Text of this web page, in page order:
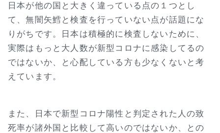
日本が他の国と大きく違っている点の１つとし
て、無闇矢鱈と検査を行っていない点が話題にな
りがちです。日本は積極的に検査しないために、
実際はもっと大人数が新型コロナに感染してるの
ではないか、と心配している方も少なくないと考
えています。
また、日本で新型コロナ陽性と判定された人の致
死率が諸外国と比較して高いのではないか、との